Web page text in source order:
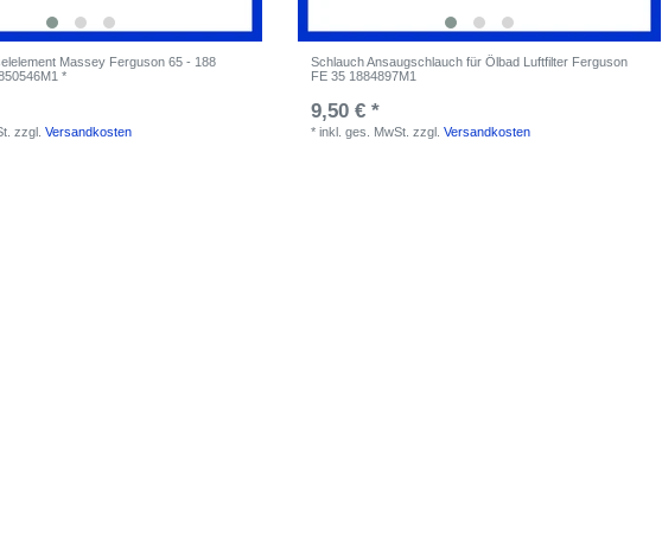
Massey Ferguson 65 - 188
*
zzgl.Versandkosten
Schlauch Ansaugschlauch für Ölbad Luftfilter Ferguson
FE 35 1884897M1
9,50 € *
*inkl. ges. MwSt. zzgl.Versandkosten